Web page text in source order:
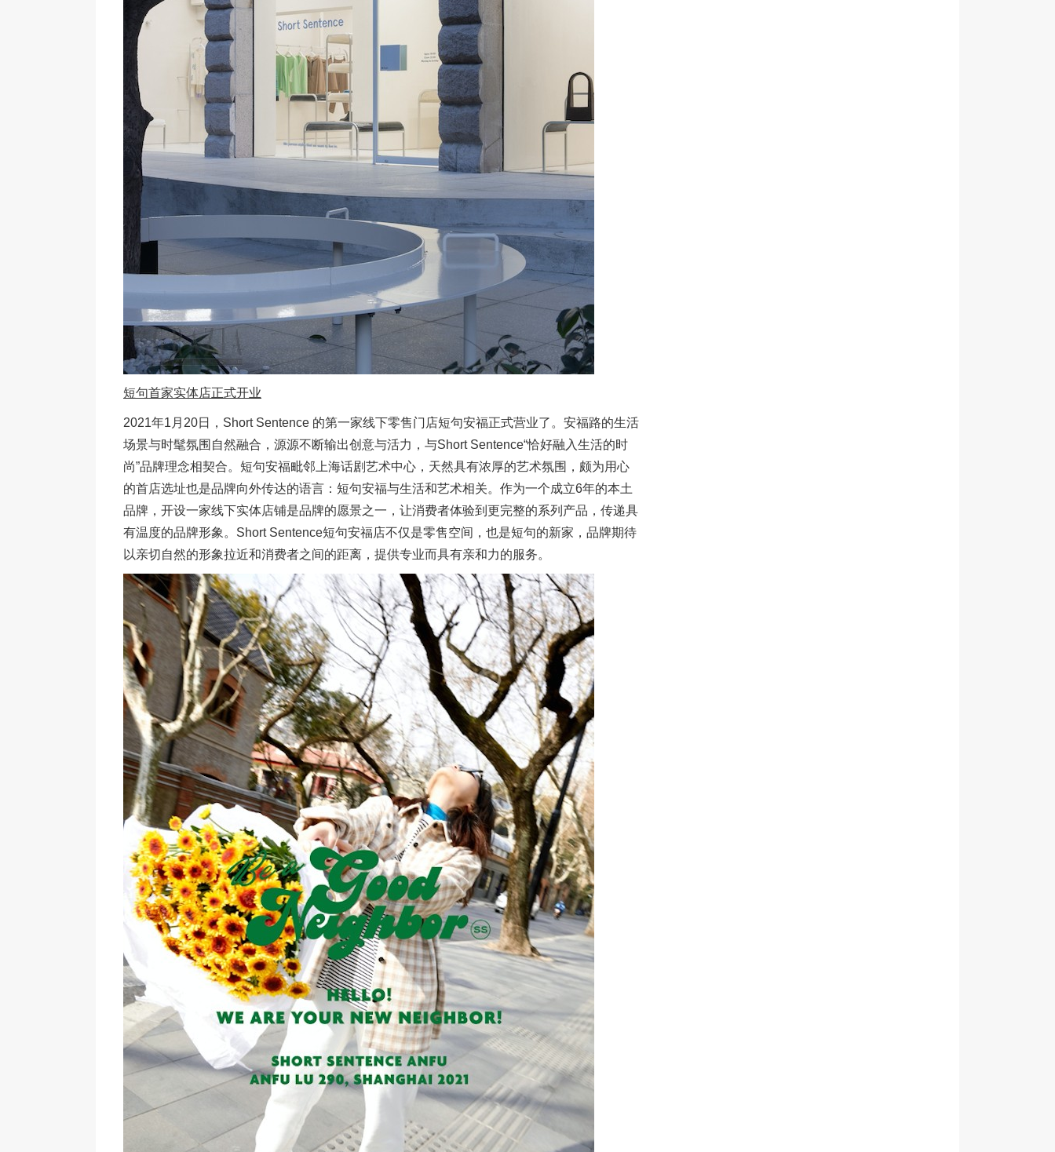
短句首家实体店正式开业
2021年1月20日，Short Sentence 的第一家线下零售门店短句安福正式营业了。安福路的生活
场景与时髦氛围自然融合，源源不断输出创意与活力，与Short Sentence“恰好融入生活的时
尚”品牌理念相契合。短句安福毗邻上海话剧艺术中心，天然具有浓厚的艺术氛围，颇为用心
的首店选址也是品牌向外传达的语言：短句安福与生活和艺术相关。作为一个成立6年的本土
品牌，开设一家线下实体店铺是品牌的愿景之一，让消费者体验到更完整的系列产品，传递具
有温度的品牌形象。Short Sentence短句安福店不仅是零售空间，也是短句的新家，品牌期待
以亲切自然的形象拉近和消费者之间的距离，提供专业而具有亲和力的服务。